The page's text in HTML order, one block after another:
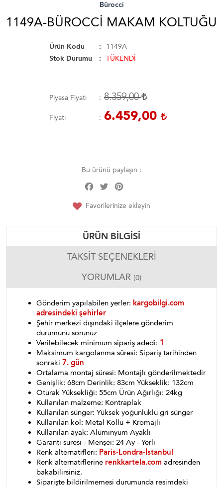
Bürocci
1149A-BÜROCCI MAKAM KOLTUĞU
Ürün Kodu
1149A
Stok Durumu
TÜKENDİ
Piyasa Fiyatı 8.359,00
Fiyatı 6.459,00
Bu ürünü paylaşın :
Facebook
Twitter
Favorilerinize ekleyin
ÜRÜN BILGISI
TAKSIT SEÇENEKLERI
YORUMLAR (0)
Gönderim yapılabilen yerler: kargobilgi.com
adresindeki şehirler
Şehir merkezi dışındaki ilçelere gönderim
durumunu sorunuz
Verilebilecek minimum sipariş adedi: 1
Maksimum kargolanma süresi: Sipariş tarihinden
sonraki 7. gün
Ortalama montaj süresi: Montajlı gönderilmektedir
Genişlik: 68cm Derinlik: 83cm Yükseklik: 132cm
Oturak Yüksekliği: 55cm Ürün Ağırlığı: 24kg
Kullanılan malzeme: Kontraplak
Kullanılan sünger: Yüksek yoğunluklu gri sünger
Kullanılan kol: Metal Kollu + Kromajlı
Kullanılan ayak: Alüminyum Ayaklı
Garanti süresi - Menşei: 24 Ay - Yerli
Renk alternatifleri: Paris-Londra-İstanbul
Renk alternatiflerine renkkartela.com adresinden
bakabilirsiniz.
Siparişte bildirilmemesi durumunda resimdeki